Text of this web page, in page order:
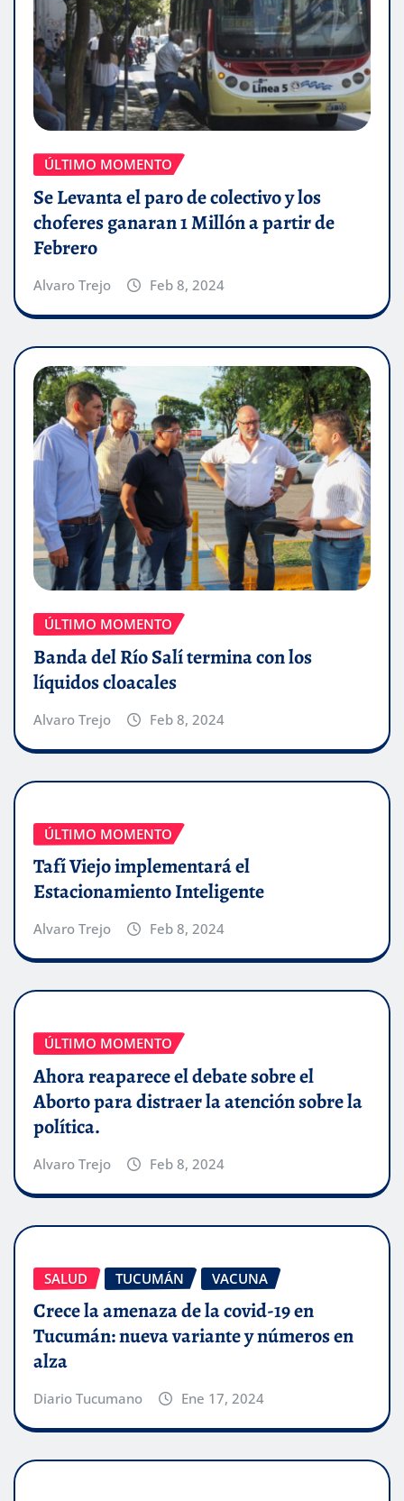
ÚLTIMO MOMENTO
Se Levanta el paro de colectivo y los
choferes ganaran 1 Millón a partir de
Febrero
Alvaro Trejo Feb 8, 2024
ÚLTIMO MOMENTO
Banda del Río Salí termina con los
líquidos cloacales
Alvaro Trejo Feb 8, 2024
ÚLTIMO MOMENTO
Tafí Viejo implementará el
Estacionamiento Inteligente
Alvaro Trejo Feb 8, 2024
ÚLTIMO MOMENTO
Ahora reaparece el debate sobre el
Aborto para distraer la atención sobre la
política.
Alvaro Trejo Feb 8, 2024
SALUD TUCUMÁN VACUNA
Crece la amenaza de la covid-19 en
Tucumán: nueva variante y números en
alza
Diario Tucumano Ene 17, 2024